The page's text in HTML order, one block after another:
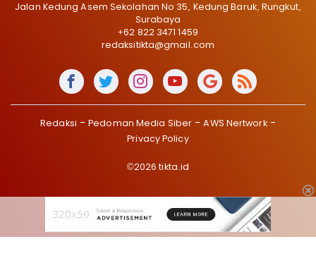
Jalan Kedung Asem Sekolahan No 35, Kedung Baruk, Rungkut,
Surabaya
+62 822 3471 1459
redaksitikta@gmail.com
Redaksi Pedoman Media Siber
AWS Nertwork
Privacy Policy
©2026 tikta.id